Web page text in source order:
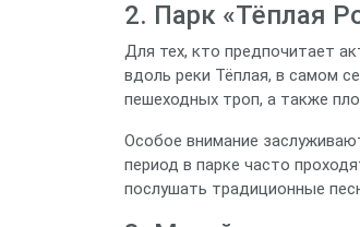
2. Парк «Тёплая
Для тех, кто предпочитает
вдоль реки Тёплая, в самом
пешеходных троп, а также
Особое внимание
период в парке часто
послушать традиционные